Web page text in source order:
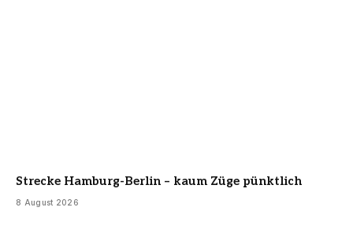
Strecke Hamburg-Berlin – kaum Züge pünktlich
8 August 2026